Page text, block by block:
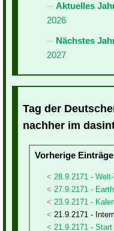
Aktuelles
2026
Nächstes
2027
Tag der
nachher im
Vorherige
28.9.2171 -
27.9.2171 -
23.9.2171 -
21.9.2171 -
21.9.2171 -